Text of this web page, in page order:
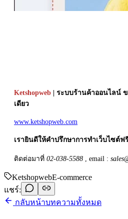
Ketshopweb | ระบบร้านค้าออนไลน์
เดียว
www.ketshopweb.com
เรายินดีให้คำปรึกษาการทำเว็บไซต์ฟ
ติดต่อมาที่ 02-038-5588 , email :
KetshopwebE-commerce
แชร์:
กลับหน้าบทความทั้งหมด